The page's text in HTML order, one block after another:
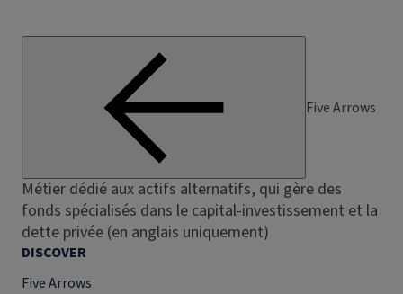
Five Arrows
Métier dédié aux actifs alternatifs, qui gère des
fonds spécialisés dans le capital-investissement et la
dette privée (en anglais uniquement)
DISCOVER
Five Arrows